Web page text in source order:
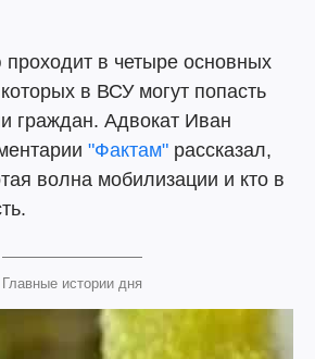
в четыре основных
в ВСУ могут попасть
граждан. Адвокат Иван
"Фактам" рассказал,
волна мобилизации и кто в
Главные истории дня